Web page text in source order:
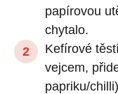
papírovou
chytalo.
Kefírové
vejcem,
papriku/